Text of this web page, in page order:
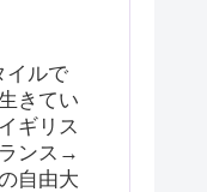
イルで
きてい
ギリス
ンス→
自由大